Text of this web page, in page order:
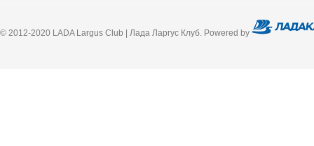
© 2012-2020 LADA Largus Club | Лада Ларгус Клуб. Powered by